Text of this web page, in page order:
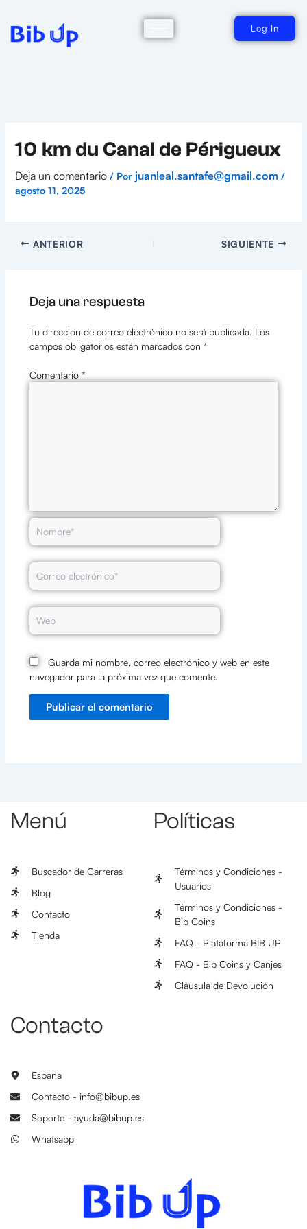
contenido
Log In
10 km du Canal de Périgueux
Deja un comentario / Por juanleal.santafe@gmail.com /
agosto 11, 2025
ANTERIOR SIGUIENTE
Deja una respuesta
Tu dirección de correo electrónico no será publicada. Los
campos obligatorios están marcados con *
Comentario *
Nombre*
Correo
electrónico*
Web
Guarda mi nombre, correo electrónico y web en este
navegador para la próxima vez que comente.
Menú
Buscador de Carreras
Blog
Contacto
Tienda
Políticas
Términos y Condiciones -
Usuarios
Términos y Condiciones -
Bib Coins
FAQ - Plataforma BIB UP
FAQ - Bib Coins y Canjes
Cláusula de Devolución
Contacto
España
Contacto - info@bibup.es
Soporte - ayuda@bibup.es
Whatsapp